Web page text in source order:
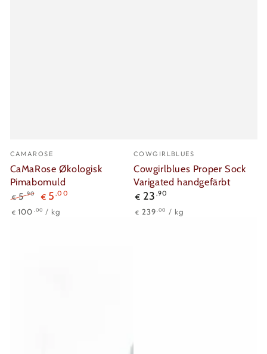
Verkäufer/in:
CAMAROSE
CaMaRose Økologisk
Pimabomuld
Regulärer
€ 5,90
Verkaufspreis
€ 5 ,00
Stückpreis
€ 100 ,00 / pro
kg
Verkäufer/in:
COWGIRLBLUES
Cowgirlblues Proper Sock
Varigated handgefärbt
Regulärer
Preis
€ 23 ,90
Stückpreis
€ 239 ,00 / pro
kg